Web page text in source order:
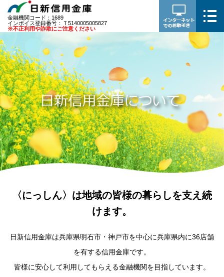
金融機関コード：1689
インボイス登録番号：Ｔ5140005005827
※不正利用や詐欺にご注意ください
〈にっしん〉は地域の皆様の暮らしを支え続
けます。
日新信用金庫は兵庫県明石市・神戸市を中心に兵庫県内に36店舗
を有する信用金庫です。
皆様に安心して利用してもらえる金融機関を目指しています。